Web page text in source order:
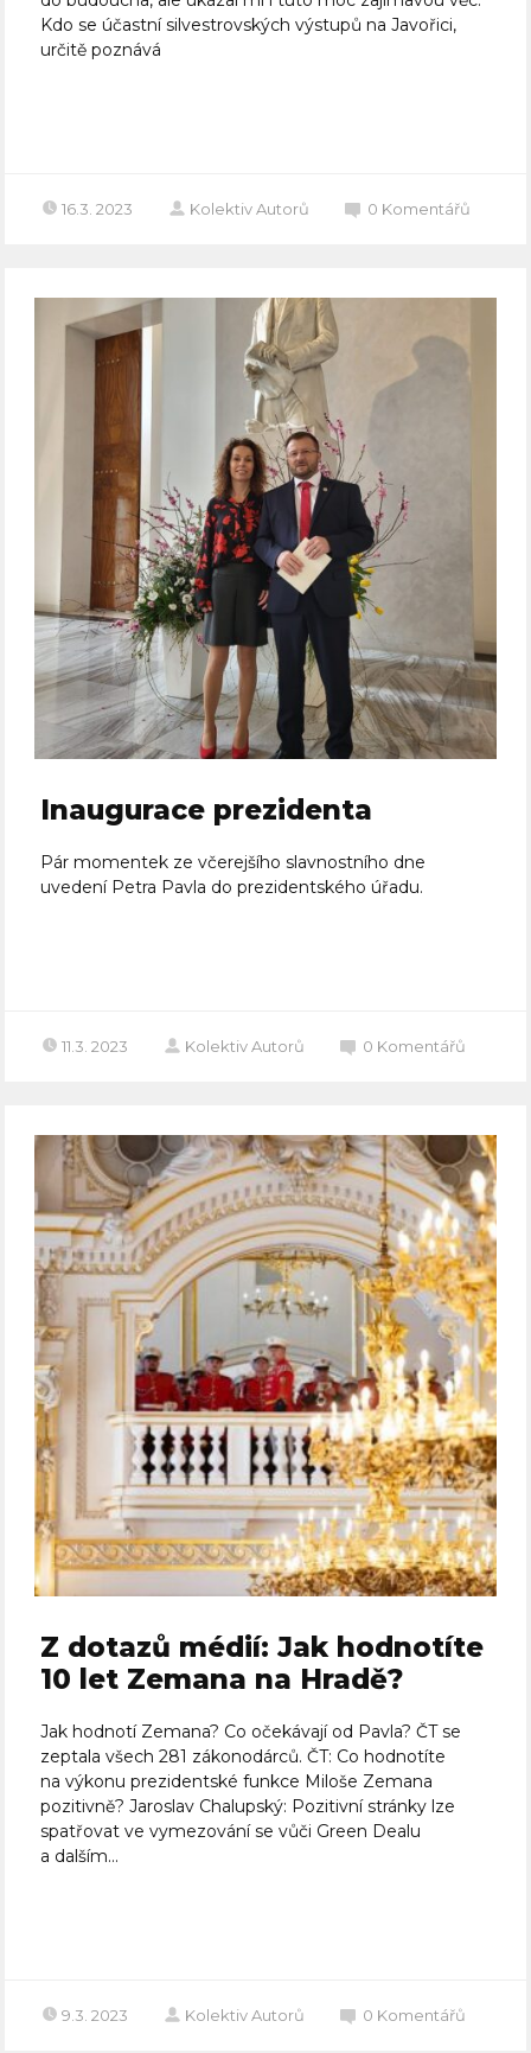
Kdo se účastní silvestrovských výstupů na Javořici,
určitě poznává
16.3. 2023 Kolektiv Autorů 0 Komentářů
Inaugurace prezidenta
Pár momentek ze včerejšího slavnostního dne
uvedení Petra Pavla do prezidentského úřadu.
11.3. 2023 Kolektiv Autorů 0 Komentářů
Z dotazů médií: Jak hodnotíte
10 let Zemana na Hradě?
Jak hodnotí Zemana? Co očekávají od Pavla? ČT se
zeptala všech 281 zákonodárců. ČT: Co hodnotíte
na výkonu prezidentské funkce Miloše Zemana
pozitivně? Jaroslav Chalupský: Pozitivní stránky lze
spatřovat ve vymezování se vůči Green Dealu
a dalším...
9.3. 2023 Kolektiv Autorů 0 Komentářů